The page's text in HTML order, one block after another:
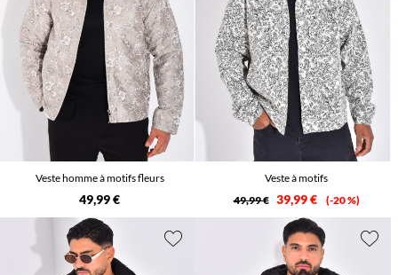
Veste homme à motifs fleurs
49,99 €
Veste à motifs
49,99 € 39,99 € -20 %